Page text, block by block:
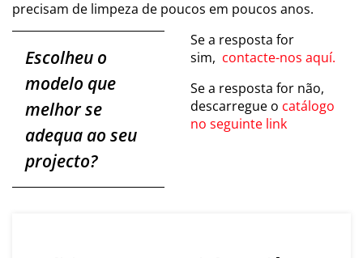
precisam de limpeza de poucos em poucos anos.
Escolheu o
modelo que
melhor se
adequa ao seu
projecto?
Se a resposta for
sim, contacte-nos aquí.
Se a resposta for não,
descarregue o catálogo
no seguinte link